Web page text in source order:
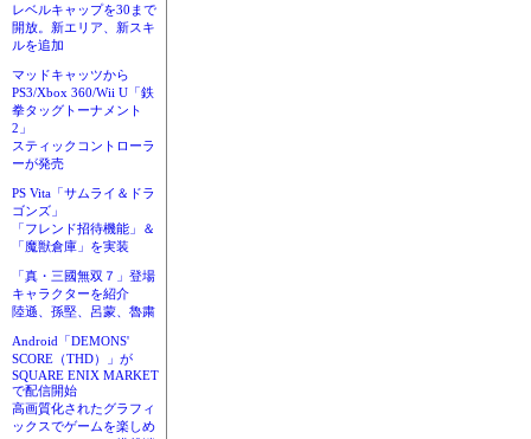
レベルキャップを30まで
開放。新エリア、新スキ
ルを追加
マッドキャッツから
PS3/Xbox 360/Wii U「鉄
拳タッグトーナメント
2」
スティックコントローラ
ーが発売
PS Vita「サムライ＆ドラ
ゴンズ」
「フレンド招待機能」＆
「魔獣倉庫」を実装
「真・三國無双７」登場
キャラクターを紹介
陸遜、孫堅、呂蒙、魯粛
Android「DEMONS'
SCORE（THD）」が
SQUARE ENIX MARKET
で配信開始
高画質化されたグラフィ
ックスでゲームを楽しめ